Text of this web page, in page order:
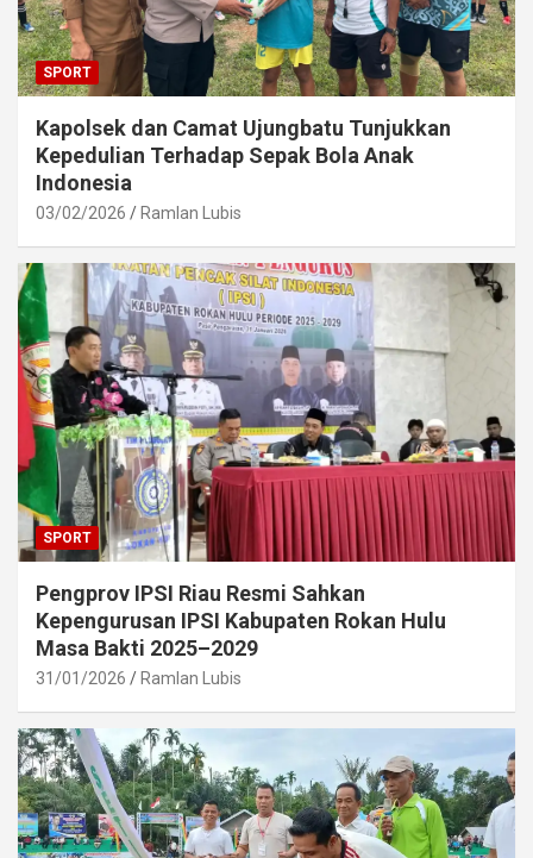
SPORT
Kapolsek dan Camat Ujungbatu Tunjukkan
Kepedulian Terhadap Sepak Bola Anak
Indonesia
03/02/2026 Ramlan Lubis
SPORT
Pengprov IPSI Riau Resmi Sahkan
Kepengurusan IPSI Kabupaten Rokan Hulu
Masa Bakti 2025–2029
31/01/2026 Ramlan Lubis